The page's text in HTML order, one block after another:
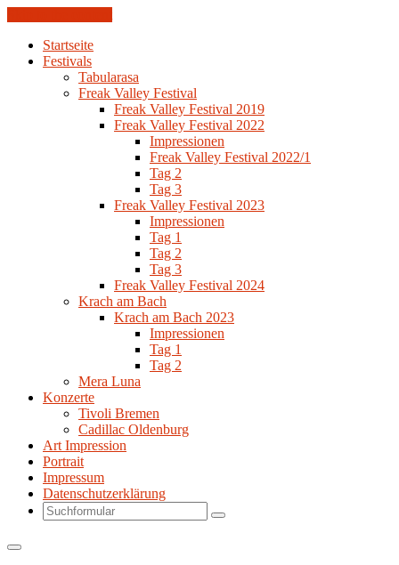
Startseite
Festivals
Tabularasa
Freak Valley Festival
Freak Valley Festival 2019
Freak Valley Festival 2022
Impressionen
Freak Valley Festival 2022/1
Tag 2
Tag 3
Freak Valley Festival 2023
Impressionen
Tag 1
Tag 2
Tag 3
Freak Valley Festival 2024
Krach am Bach
Krach am Bach 2023
Impressionen
Tag 1
Tag 2
Mera Luna
Konzerte
Tivoli Bremen
Cadillac Oldenburg
Art Impression
Portrait
Impressum
Datenschutzerklärung
Search